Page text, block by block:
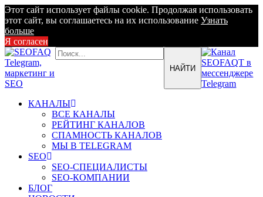
Этот сайт использует файлы cookie. Продолжая использовать
этот сайт, вы соглашаетесь на их использование Узнать
больше
Я согласен
КАНАЛЫ
ВСЕ КАНАЛЫ
РЕЙТИНГ КАНАЛОВ
СПАМНОСТЬ КАНАЛОВ
МЫ В TELEGRAM
SEO
SEO-СПЕЦИАЛИСТЫ
SEO-КОМПАНИИ
БЛОГ